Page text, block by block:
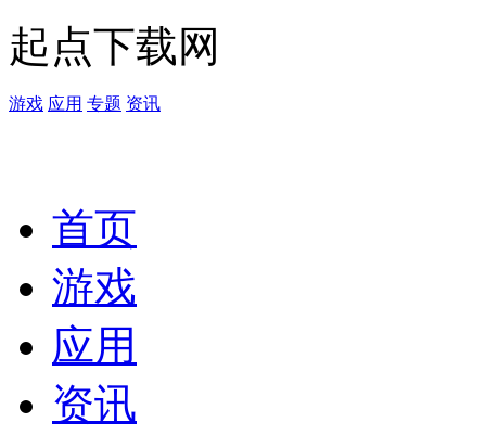
起点下载网
游戏 应用 专题 资讯
首页
游戏
应用
资讯